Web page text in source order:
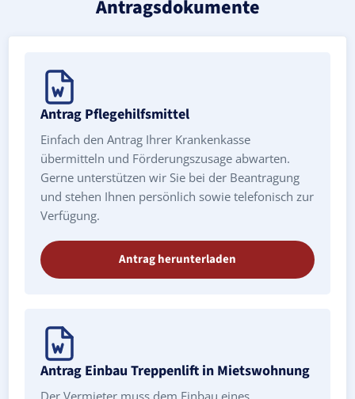
Antragsdokumente
Antrag Pflegehilfsmittel
Einfach den Antrag Ihrer Krankenkasse
übermitteln und Förderungszusage abwarten.
Gerne unterstützen wir Sie bei der Beantragung
und stehen Ihnen persönlich sowie telefonisch zur
Verfügung.
Antrag herunterladen
Antrag Einbau Treppenlift in Mietswohnung
Der Vermieter muss dem Einbau eines